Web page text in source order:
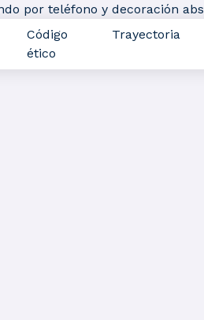
Código
ético
Trayectoria